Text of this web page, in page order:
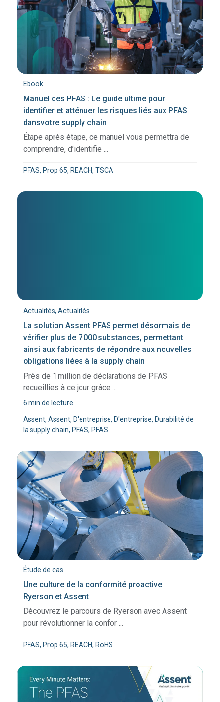
Ebook
Manuel des PFAS : Le guide ultime pour
identifier et atténuer les risques liés aux PFAS
dansvotre supply chain
Étape après étape, ce manuel vous permettra de
comprendre, d’identifie ...
PFAS, Prop 65, REACH, TSCA
Actualités, Actualités
La solution Assent PFAS permet désormais de
vérifier plus de 7 000 substances, permettant
ainsi aux fabricants de répondre aux nouvelles
obligations liées à la supply chain
Près de 1 million de déclarations de PFAS
recueillies à ce jour grâce ...
6 min de lecture
Assent, Assent, D'entreprise, D'entreprise, Durabilité de
la supply chain, PFAS, PFAS
Étude de cas
Une culture de la conformité proactive :
Ryerson et Assent
Découvrez le parcours de Ryerson avec Assent
pour révolutionner la confor ...
PFAS, Prop 65, REACH, RoHS